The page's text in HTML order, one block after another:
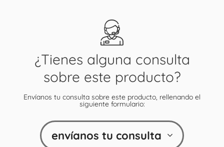
¿Tienes alguna consulta
sobre este producto?
Envíanos tu consulta sobre este producto, rellenando el
siguiente formulario:
envíanos tu consulta